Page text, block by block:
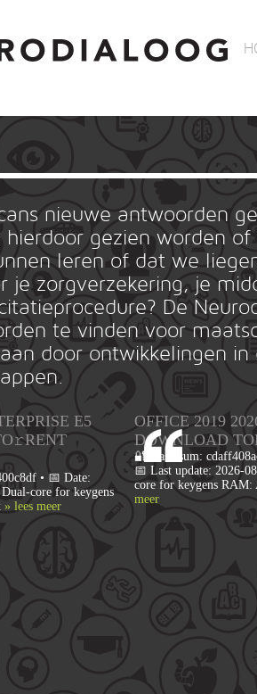
nieuwe antwoorden
hierdoor gezien worden of
leren of dat we
je zorgverzekering, je
De
te vinden voor
door ontwikkelingen in
E5
• 📅 Date:
core for keygens
» lees meer
OFFICE 2019
DОWNLОAD
🔐 Hash sum:
📅 Last update: 2026-
core for keygens RAM:
meer